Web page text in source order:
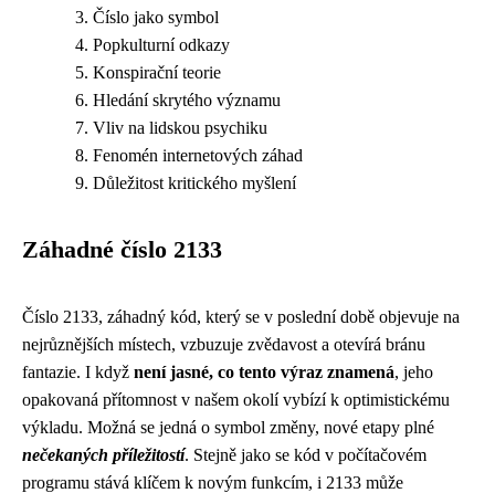
Číslo jako symbol
Popkulturní odkazy
Konspirační teorie
Hledání skrytého významu
Vliv na lidskou psychiku
Fenomén internetových záhad
Důležitost kritického myšlení
Záhadné číslo 2133
Číslo 2133, záhadný kód, který se v poslední době objevuje na
nejrůznějších místech, vzbuzuje zvědavost a otevírá bránu
fantazie. I když není jasné, co tento výraz znamená, jeho
opakovaná přítomnost v našem okolí vybízí k optimistickému
výkladu. Možná se jedná o symbol změny, nové etapy plné
nečekaných příležitostí. Stejně jako se kód v počítačovém
programu stává klíčem k novým funkcím, i 2133 může